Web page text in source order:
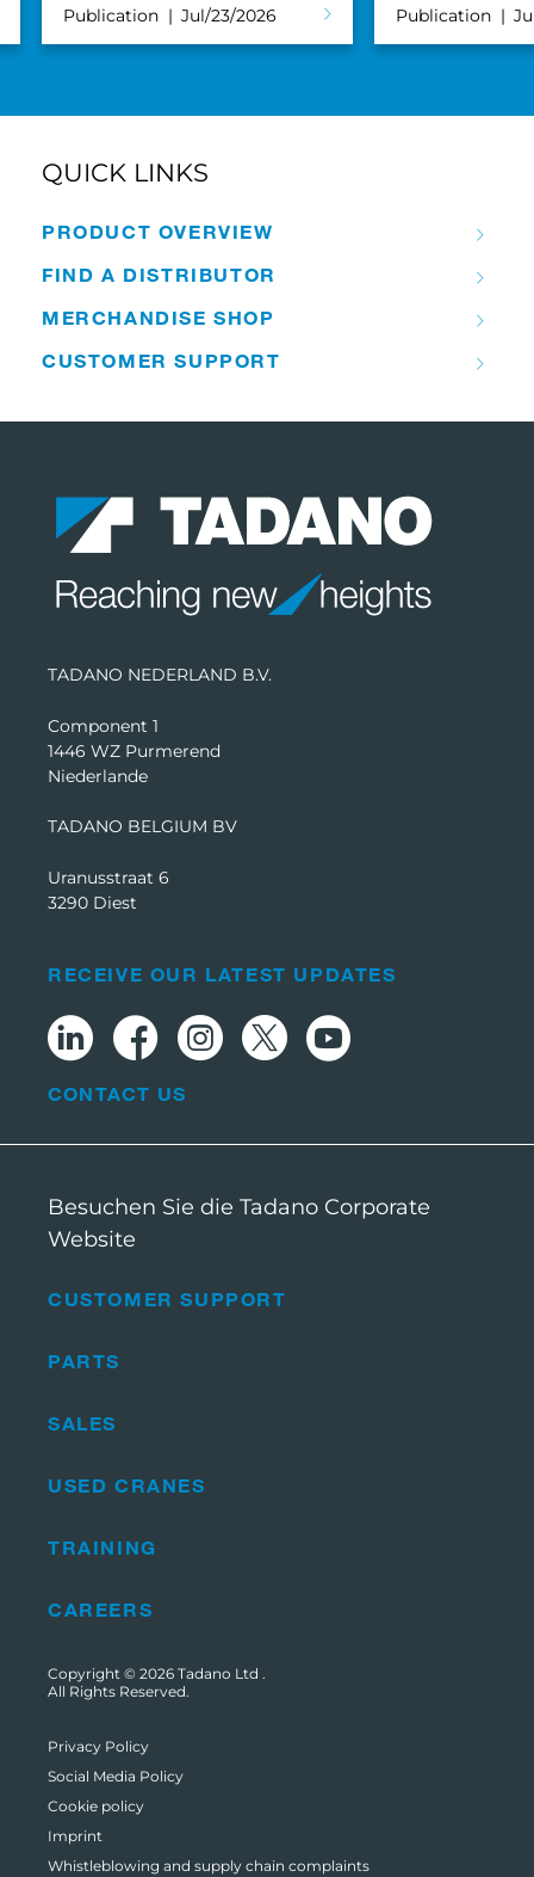
Publication Jul/23/2026 Publication
QUICK LINKS
PRODUCT OVERVIEW
FIND A DISTRIBUTOR
MERCHANDISE SHOP
CUSTOMER SUPPORT
TADANO NEDERLAND B.V.
Component 1
1446 WZ Purmerend
Niederlande
TADANO BELGIUM BV
Uranusstraat 6
3290 Diest
CUSTOMER SUPPORT
PARTS
SALES
USED CRANES
TRAINING
CAREERS
RECEIVE OUR LATEST UPDATES
CONTACT US
Besuchen Sie die Tadano Corporate
Website
Copyright © 2026 Tadano Ltd .
All Rights Reserved.
Privacy Policy
Social Media Policy
Cookie policy
Imprint
Whistleblowing and supply chain complaints